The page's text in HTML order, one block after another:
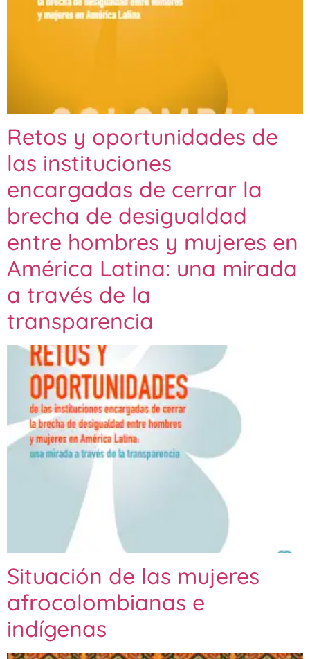
Retos y oportunidades de
las instituciones
encargadas de cerrar la
brecha de desigualdad
entre hombres y mujeres en
América Latina: una mirada
a través de la
transparencia
Situación de las mujeres
afrocolombianas e
indígenas